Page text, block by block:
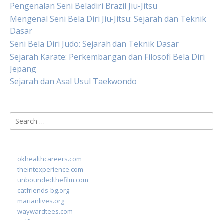
Pengenalan Seni Beladiri Brazil Jiu-Jitsu
Mengenal Seni Bela Diri Jiu-Jitsu: Sejarah dan Teknik
Dasar
Seni Bela Diri Judo: Sejarah dan Teknik Dasar
Sejarah Karate: Perkembangan dan Filosofi Bela Diri
Jepang
Sejarah dan Asal Usul Taekwondo
Search
for:
okhealthcareers.com
theintexperience.com
unboundedthefilm.com
catfriends-bg.org
marianlives.org
waywardtees.com